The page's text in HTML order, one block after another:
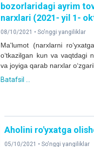
bozorlaridagi ayrim
narxlari (2021- yil 1-
08/10/2021 •So'nggi yangiliklar
Ma'lumot (narxlarni
o‘tkazilgan kun va vaqtdagi
va joyiga qarab narxlar
Batafsil ...
Aholini ro'yxatga
05/10/2021 •So'nggi yangiliklar